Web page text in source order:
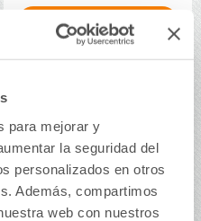
para mejorar y
la seguridad del
personalizados en otros
Además, compartimos
web con nuestros
Comprar